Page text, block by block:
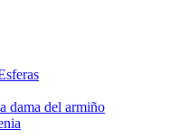
dama del armiño